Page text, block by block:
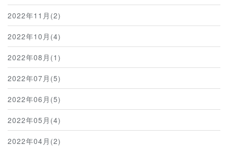
2022年11月(2)
2022年10月(4)
2022年08月(1)
2022年07月(5)
2022年06月(5)
2022年05月(4)
2022年04月(2)